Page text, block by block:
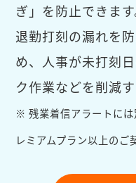
ぎ」を防止できます
退勤打刻の漏れを
め、人事が未打刻
ク作業などを削減
※ 残業着信アラートに
レミアムプラン以上のご